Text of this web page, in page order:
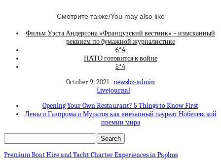
Смотрите также/You may also like
Фильм Уэста Андерсона «Французский вестник» – изысканный
реквием по бумажной журналистике
6*4
НАТО готовится к войне
5*4
October 9, 2021 newsbz-admin
Livejournal
Opening Your Own Restaurant? 5 Things to Know First
Деньги Газпрома и Муратов как внезапный лауреат Нобелевской
премии мира
Premium Boat Hire and Yacht Charter Experiences in Paphos